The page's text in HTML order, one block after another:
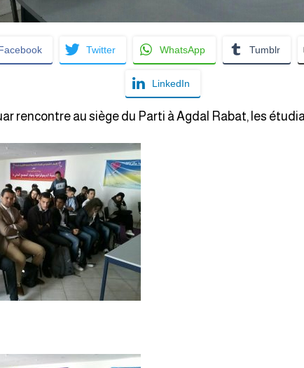
Twitter WhatsApp Tumblr
LinkedIn
rencontre au siège du Parti à Agdal Rabat, les